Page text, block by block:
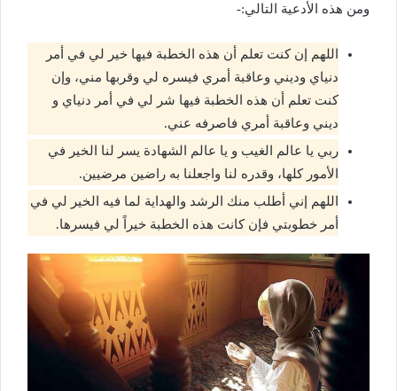
ومن هذه الأدعية التالي:-
اللهم إن كنت تعلم أن هذه الخطبة فيها خير لي في أمر
دنياي وديني وعاقبة أمري فيسره لي وقربها مني، وإن
كنت تعلم أن هذه الخطبة فيها شر لي في أمر دنياي و
ديني وعاقبة أمري فاصرفه عني.
ربي يا عالم الغيب و يا عالم الشهادة يسر لنا الخير في
الأمور كلها، وقدره لنا واجعلنا به راضين مرضيين.
اللهم إني أطلب منك الرشد والهداية لما فيه الخير لي في
أمر خطوبتي فإن كانت هذه الخطبة خيراً لي فيسرها.